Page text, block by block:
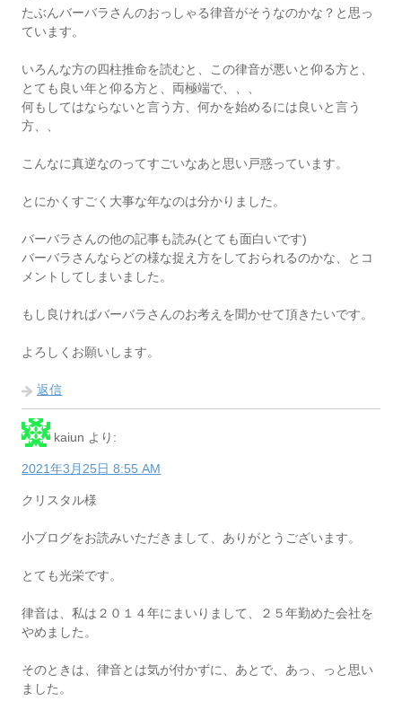
たぶんバーバラさんのおっしゃる律音がそうなのかな？と思っ
ています。
いろんな方の四柱推命を読むと、この律音が悪いと仰る方と、
とても良い年と仰る方と、両極端で、、、
何もしてはならないと言う方、何かを始めるには良いと言う
方、、
こんなに真逆なのってすごいなあと思い戸惑っています。
とにかくすごく大事な年なのは分かりました。
バーバラさんの他の記事も読み(とても面白いです)
バーバラさんならどの様な捉え方をしておられるのかな、とコ
メントしてしまいました。
もし良ければバーバラさんのお考えを聞かせて頂きたいです。
よろしくお願いします。
返信
kaiun より:
2021年3月25日 8:55 AM
クリスタル様
小ブログをお読みいただきまして、ありがとうございます。
とても光栄です。
律音は、私は２０１４年にまいりまして、２５年勤めた会社を
やめました。
そのときは、律音とは気が付かずに、あとで、あっ、っと思い
ました。